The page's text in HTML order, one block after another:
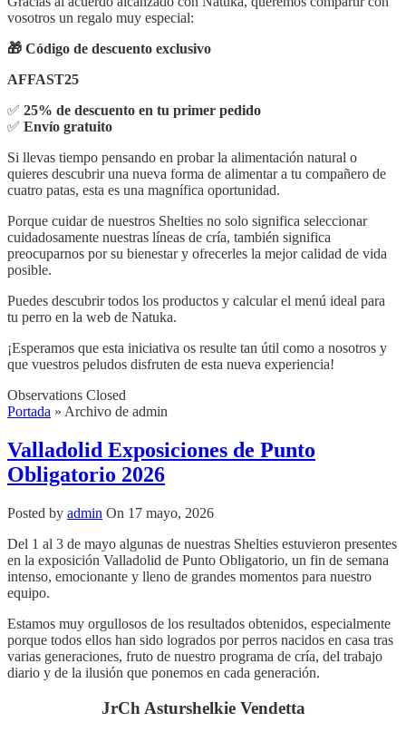
vosotros un regalo muy especial:
🎁 Código de descuento exclusivo
AFFAST25
✅ 25% de descuento en tu primer pedido
✅ Envío gratuito
Si llevas tiempo pensando en probar la alimentación natural o
quieres descubrir una nueva forma de alimentar a tu compañero de
cuatro patas, esta es una magnífica oportunidad.
Porque cuidar de nuestros Shelties no solo significa seleccionar
cuidadosamente nuestras líneas de cría, también significa
preocuparnos por su bienestar y ofrecerles la mejor calidad de vida
posible.
Puedes descubrir todos los productos y calcular el menú ideal para
tu perro en la web de Natuka.
¡Esperamos que esta iniciativa os resulte tan útil como a nosotros y
que vuestros peludos disfruten de esta nueva experiencia!
Observations Closed
Portada » Archivo de admin
Valladolid Exposiciones de Punto
Obligatorio 2026
Posted by admin On 17 mayo, 2026
Del 1 al 3 de mayo algunas de nuestras Shelties estuvieron presentes
en la exposición Valladolid de Punto Obligatorio, un fin de semana
intenso, emocionante y lleno de grandes momentos para nuestro
equipo.
Estamos muy orgullosos de los resultados obtenidos, especialmente
porque todos ellos han sido logrados por perros nacidos en casa tras
varias generaciones, fruto de nuestro programa de cría, del trabajo
diario y de la ilusión que ponemos en cada generación.
JrCh Asturshelkie Vendetta